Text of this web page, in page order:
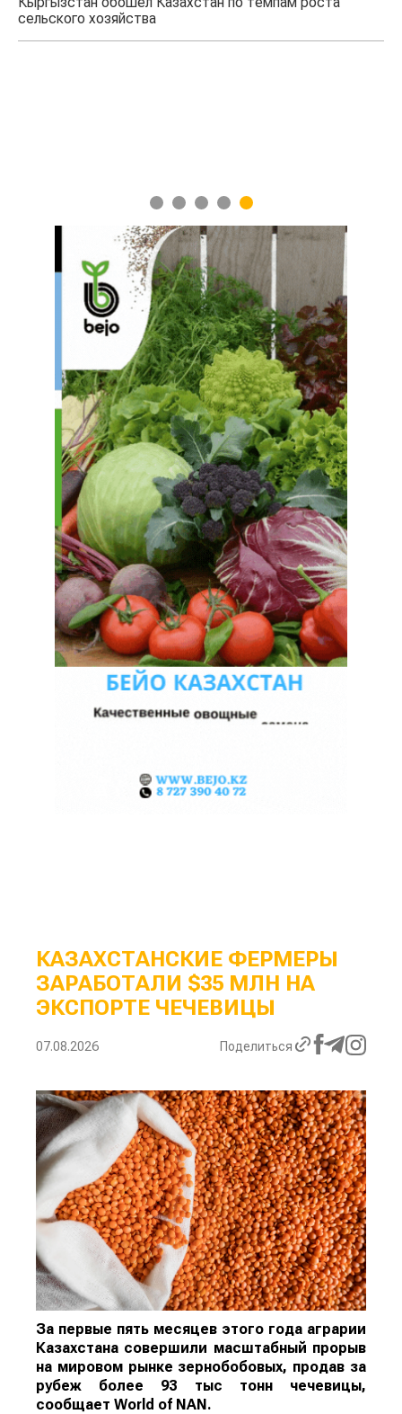
экспорте чечевицы
1 2 3 4 5
КАЗАХСТАНСКИЕ ФЕРМЕРЫ
ЗАРАБОТАЛИ $35 МЛН НА
ЭКСПОРТЕ ЧЕЧЕВИЦЫ
07.08.2026 Поделиться
За первые пять месяцев этого года аграрии
Казахстана совершили масштабный прорыв
на мировом рынке зернобобовых, продав за
рубеж более 93 тыс тонн чечевицы,
сообщает World of NAN.